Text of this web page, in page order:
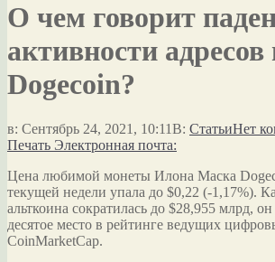
О чем говорит
активности адресов
Dogecoin?
в: Сентябрь 24, 2021, 10:11В: СтатьиНет
Печать Электронная почта:
Цена любимой монеты Илона Маска
текущей недели упала до $0,22 (-1,17%).
альткоина сократилась до $28,955 млрд,
десятое место в рейтинге ведущих
CoinMarketCap.